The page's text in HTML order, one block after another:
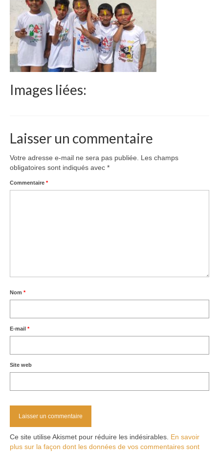
Le Népal
Documents
Parrainages
Missions 2023
Actualités
Images liées:
Laisser un commentaire
Votre adresse e-mail ne sera pas publiée.
Les champs
obligatoires sont indiqués avec *
Commentaire *
Nom *
E-mail *
Site web
Ce site utilise Akismet pour réduire les indésirables. En savoir
plus sur la façon dont les données de vos commentaires sont